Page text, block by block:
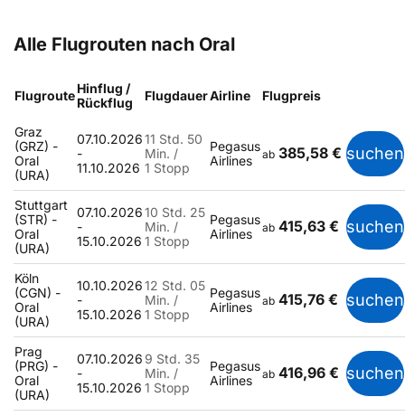
Alle Flugrouten nach Oral
FlugrouteHinflug /
Rückflug
FlugdauerAirline Flugpreis
Graz
(GRZ) -
Oral
(URA)
07.10.2026
-
11.10.2026
11 Std. 50
Min. /
1 Stopp
Pegasus
Airlines
ab 385,58 € suchen
Stuttgart
(STR) -
Oral
(URA)
07.10.2026
-
15.10.2026
10 Std. 25
Min. /
1 Stopp
Pegasus
Airlines
ab 415,63 € suchen
Köln
(CGN) -
Oral
(URA)
10.10.2026
-
15.10.2026
12 Std. 05
Min. /
1 Stopp
Pegasus
Airlines
ab 415,76 € suchen
Prag
(PRG) -
Oral
(URA)
07.10.2026
-
15.10.2026
9 Std. 35
Min. /
1 Stopp
Pegasus
Airlines
ab 416,96 € suchen